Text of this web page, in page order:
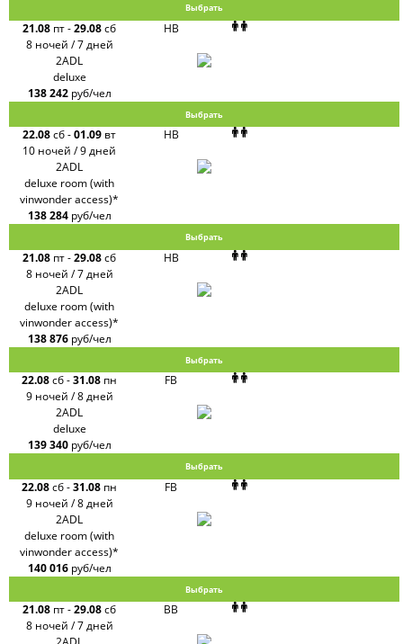
Выбрать
21.08 пт-29.08сб
8 ночей / 7 дней
HB
2ADL
deluxe
138 242 руб/чел
Выбрать
22.08сб-01.09 вт
10 ночей / 9 дней
HB
2ADL
deluxe room (with
vinwonder access)*
138 284 руб/чел
Выбрать
21.08 пт-29.08сб
8 ночей / 7 дней
HB
2ADL
deluxe room (with
vinwonder access)*
138 876 руб/чел
Выбрать
22.08сб-31.08 пн
9 ночей / 8 дней
FB
2ADL
deluxe
139 340 руб/чел
Выбрать
22.08сб-31.08 пн
9 ночей / 8 дней
FB
2ADL
deluxe room (with
vinwonder access)*
140 016 руб/чел
Выбрать
21.08 пт-29.08сб
8 ночей / 7 дней
BB